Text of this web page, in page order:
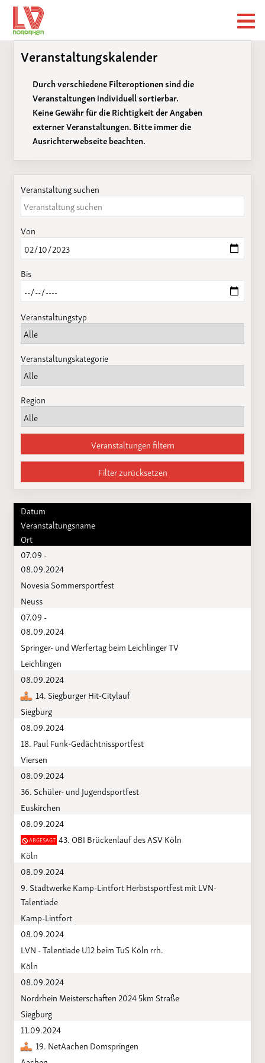
Veranstaltungskalender
Durch verschiedene Filteroptionen sind die
Veranstaltungen individuell sortierbar.
Keine Gewähr für die Richtigkeit der Angaben
externer Veranstaltungen. Bitte immer die
Ausrichterwebseite beachten.
Veranstaltung suchen
Von
Bis
Veranstaltungstyp
Veranstaltungskategorie
Region
Veranstaltungen filtern
Filter zurücksetzen
Datum
Veranstaltungsname
Ort
07.09 -
08.09.2024
Novesia Sommersportfest
Neuss
07.09 -
08.09.2024
Springer- und Werfertag beim Leichlinger TV
Leichlingen
08.09.2024
14. Siegburger Hit-Citylauf
Siegburg
08.09.2024
18. Paul Funk-Gedächtnissportfest
Viersen
08.09.2024
36. Schüler- und Jugendsportfest
Euskirchen
08.09.2024
ABGESAGT43. OBI Brückenlauf des ASV Köln
Köln
08.09.2024
9. Stadtwerke Kamp-Lintfort Herbstsportfest mit LVN-
Talentiade
Kamp-Lintfort
08.09.2024
LVN - Talentiade U12 beim TuS Köln rrh.
Köln
08.09.2024
Nordrhein Meisterschaften 2024 5km Straße
Siegburg
11.09.2024
19. NetAachen Domspringen